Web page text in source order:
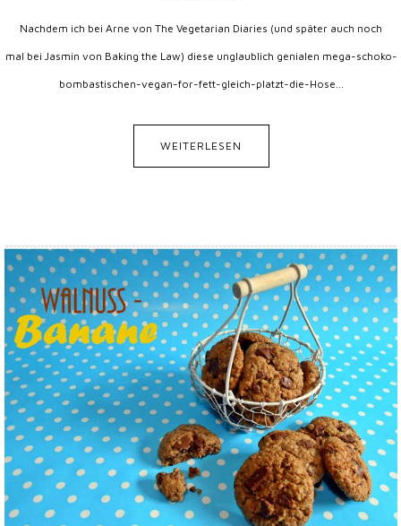
Nachdem ich bei Arne von The Vegetarian Diaries (und später auch noch
mal bei Jasmin von Baking the Law) diese unglaublich genialen mega-schoko-
bombastischen-vegan-for-fett-gleich-platzt-die-Hose...
WEITERLESEN